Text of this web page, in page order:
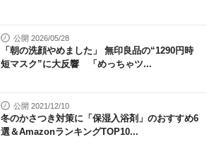
公開 2026/05/28
「朝の洗顔やめました」 無印良品の“1290円時
短マスク”に大反響 「めっちゃツ...
公開 2021/12/10
冬のかさつき対策に「保湿入浴剤」のおすすめ6
選＆AmazonランキングTOP10...